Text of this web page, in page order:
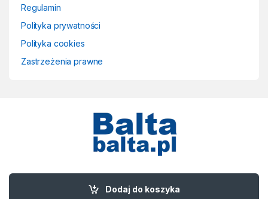
Dodaj do koszyka
Regulamin
Polityka prywatności
Polityka cookies
Zastrzeżenia prawne
Masz pytania? Zadzwoń!
58 524 50 00